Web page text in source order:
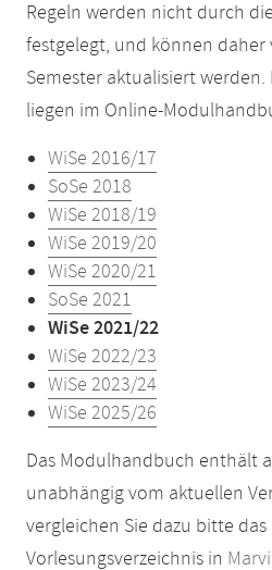
Regeln werden nicht durch
festgelegt, und können daher
Semester aktualisiert werden.
liegen im Online-
WiSe 2016/17
SoSe 2018
WiSe 2018/19
WiSe 2019/20
WiSe 2020/21
SoSe 2021
WiSe 2021/22
WiSe 2022/23
WiSe 2023/24
WiSe 2025/26
Das Modulhandbuch enthält
unabhängig vom aktuellen
vergleichen Sie dazu bitte
Vorlesungsverzeichnis in